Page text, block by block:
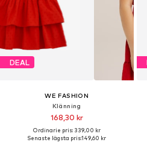
DEAL
WE FASHION
Klänning
168,30 kr
Ordinarie pris: 339,00 kr
Senaste lägsta pris:149,60 kr